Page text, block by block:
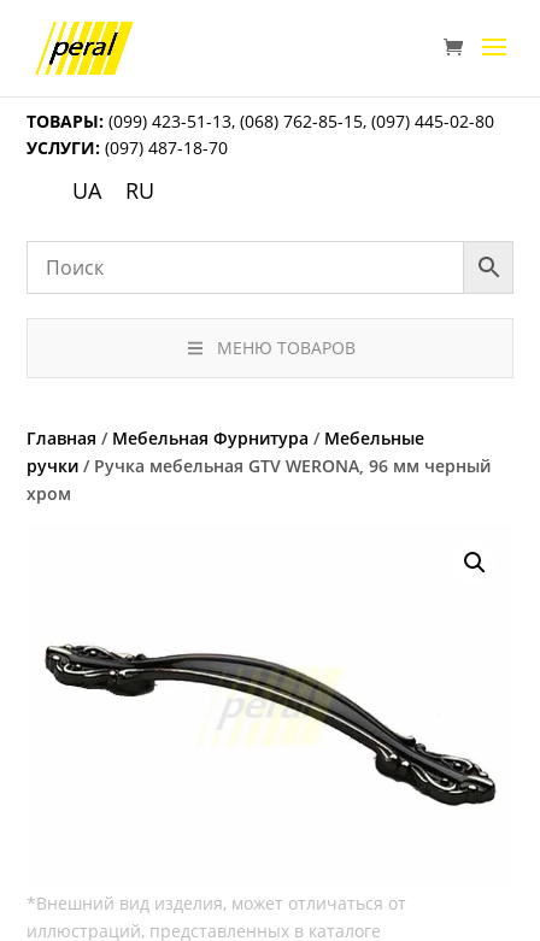
ТОВАРЫ: (099) 423-51-13,(068) 762-85-15,(097) 445-02-80
УСЛУГИ: (097) 487-18-70
UA RU
МЕНЮ ТОВАРОВ
Главная / Мебельная Фурнитура / Мебельные
ручки / Ручка мебельная GTV WERONA, 96 мм черный
хром